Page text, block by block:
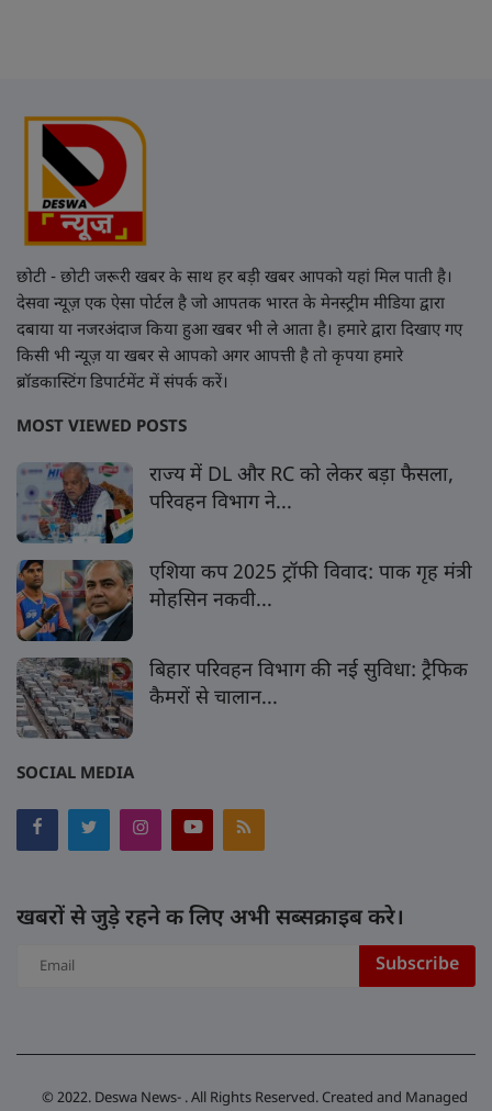
छोटी - छोटी जरूरी खबर के साथ हर बड़ी खबर आपको यहां मिल पाती है।
देसवा न्यूज़ एक ऐसा पोर्टल है जो आपतक भारत के मेनस्ट्रीम मीडिया द्वारा
दबाया या नजरअंदाज किया हुआ खबर भी ले आता है। हमारे द्वारा दिखाए गए
किसी भी न्यूज़ या खबर से आपको अगर आपत्ती है तो कृपया हमारे
ब्रॉडकास्टिंग डिपार्टमेंट में संपर्क करें।
MOST VIEWED POSTS
राज्य में DL और RC को लेकर बड़ा फैसला,
परिवहन विभाग ने...
एशिया कप 2025 ट्रॉफी विवाद: पाक गृह मंत्री
मोहसिन नकवी...
बिहार परिवहन विभाग की नई सुविधा: ट्रैफिक
कैमरों से चालान...
SOCIAL MEDIA
खबरों से जुड़े रहने क लिए अभी सब्सक्राइब करे।
Subscribe
© 2022. Deswa News- . All Rights Reserved. Created and Managed